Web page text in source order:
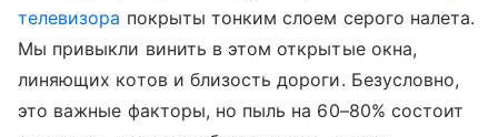
телевизора покрыты тонким слоем серого налета.
Мы привыкли винить в этом открытые окна,
линяющих котов и близость дороги. Безусловно,
это важные факторы, но пыль на 60–80% состоит